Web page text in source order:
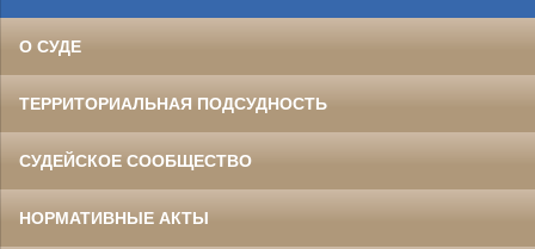
О СУДЕ
ТЕРРИТОРИАЛЬНАЯ ПОДСУДНОСТЬ
СУДЕЙСКОЕ СООБЩЕСТВО
НОРМАТИВНЫЕ АКТЫ